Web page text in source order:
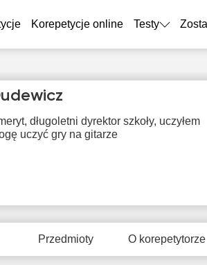
Korepetycje online Testy
długoletni dyrektor szkoły, uczyłem
uczyć gry na gitarze
Przedmioty O korepetytorze
7
8
9
Brak
dostępnych
Brak
dostępnych
Brak